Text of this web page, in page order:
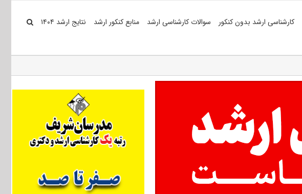
کارشناسی ارشد بدون کنکور سوالات کارشناسی ارشد منابع کنکور ارشد نتایج ارشد ۱۴۰۴